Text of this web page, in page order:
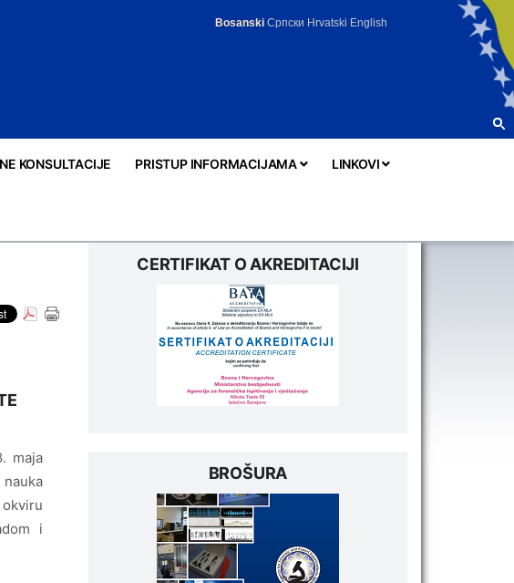
Bosanski Српски Hrvatski English
KONSULTACIJE PRISTUP INFORMACIJAMA LINKOVI
maja
i
CERTIFIKAT O AKREDITACIJI
BROŠURA